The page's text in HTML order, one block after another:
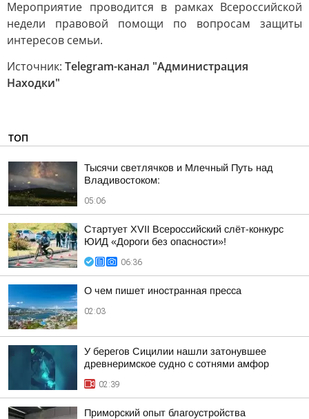
Мероприятие проводится в рамках Всероссийской
недели правовой помощи по вопросам защиты
интересов семьи.
Источник: Telegram-канал "Администрация
Находки"
ТОП
Тысячи светлячков и Млечный Путь над
Владивостоком:
05:06
Стартует XVII Всероссийский слёт-конкурс
ЮИД «Дороги без опасности»!
06:36
О чем пишет иностранная пресса
02:03
У берегов Сицилии нашли затонувшее
древнеримское судно с сотнями амфор
02:39
Приморский опыт благоустройства